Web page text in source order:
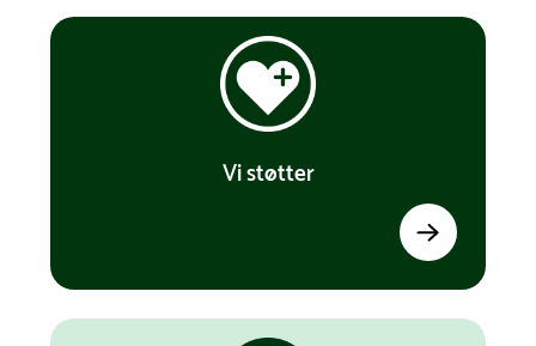
Vi støtter